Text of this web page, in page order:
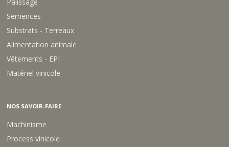
Semences
Substrats - Terreaux
Alimentation animale
Vêtements - EPI
Matériel vinicole
NOS SAVOIR-FAIRE
Machinisme
Process vinicole